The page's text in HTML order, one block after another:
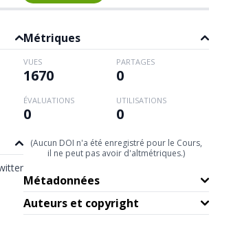
Métriques
VUES
1670
PARTAGES
0
ÉVALUATIONS
0
UTILISATIONS
0
(Aucun DOI n'a été enregistré pour le Cours,
il ne peut pas avoir d'altmétriques.)
Métadonnées
Auteurs et copyright